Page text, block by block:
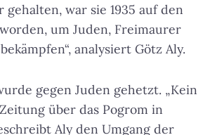
war sie 1935 auf den
um Juden, Freimaurer
analysiert Götz Aly.
gegen Juden gehetzt. „Kein
über das Pogrom in
Aly den Umgang der